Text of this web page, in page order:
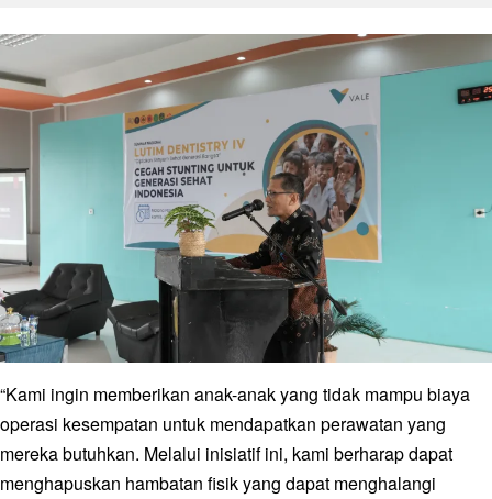
“Kami ingin memberikan anak-anak yang tidak mampu biaya
operasi kesempatan untuk mendapatkan perawatan yang
mereka butuhkan. Melalui inisiatif ini, kami berharap dapat
menghapuskan hambatan fisik yang dapat menghalangi